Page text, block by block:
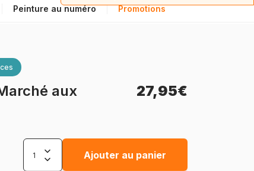
Peinture au numéro Promotions
aux
27,95€
Ajouter au panier